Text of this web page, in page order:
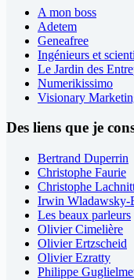
A mon boss
Adetem
Geneafree
Ingénieurs et
Le Jardin des
Numerikissimo
Visionary
Des liens que je
Bertrand Duperrin
Christophe Faurie
Christophe
Irwin Wladawsky-
Les beaux parleurs
Olivier Cimelière
Olivier Ertzscheid
Olivier Ezratty
Philippe